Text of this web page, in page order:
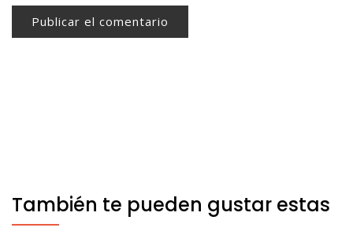
También te pueden gustar estas